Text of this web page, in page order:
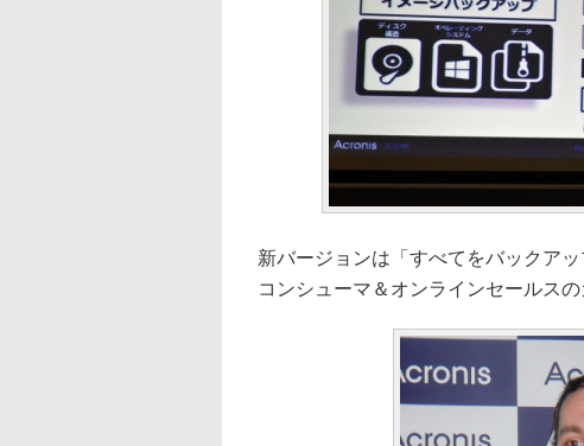
新バージョンは「すべてをバックア
コンシューマ＆オンラインセールス